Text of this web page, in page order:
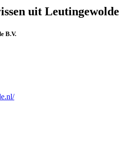
uit Leutingewolde
B.V.